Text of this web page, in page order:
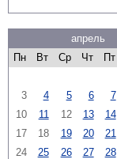
апрель
Пн
Вт Ср Чт Пт
3
4 5 6 7
10
11 12 13 14
17
18 19 20 21
24
25 26 27 28